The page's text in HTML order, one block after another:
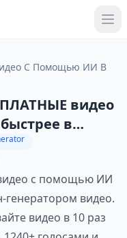
С Помощью ИИ В
видео
в
с помощью ИИ
генератором видео.
видео в 10 раз